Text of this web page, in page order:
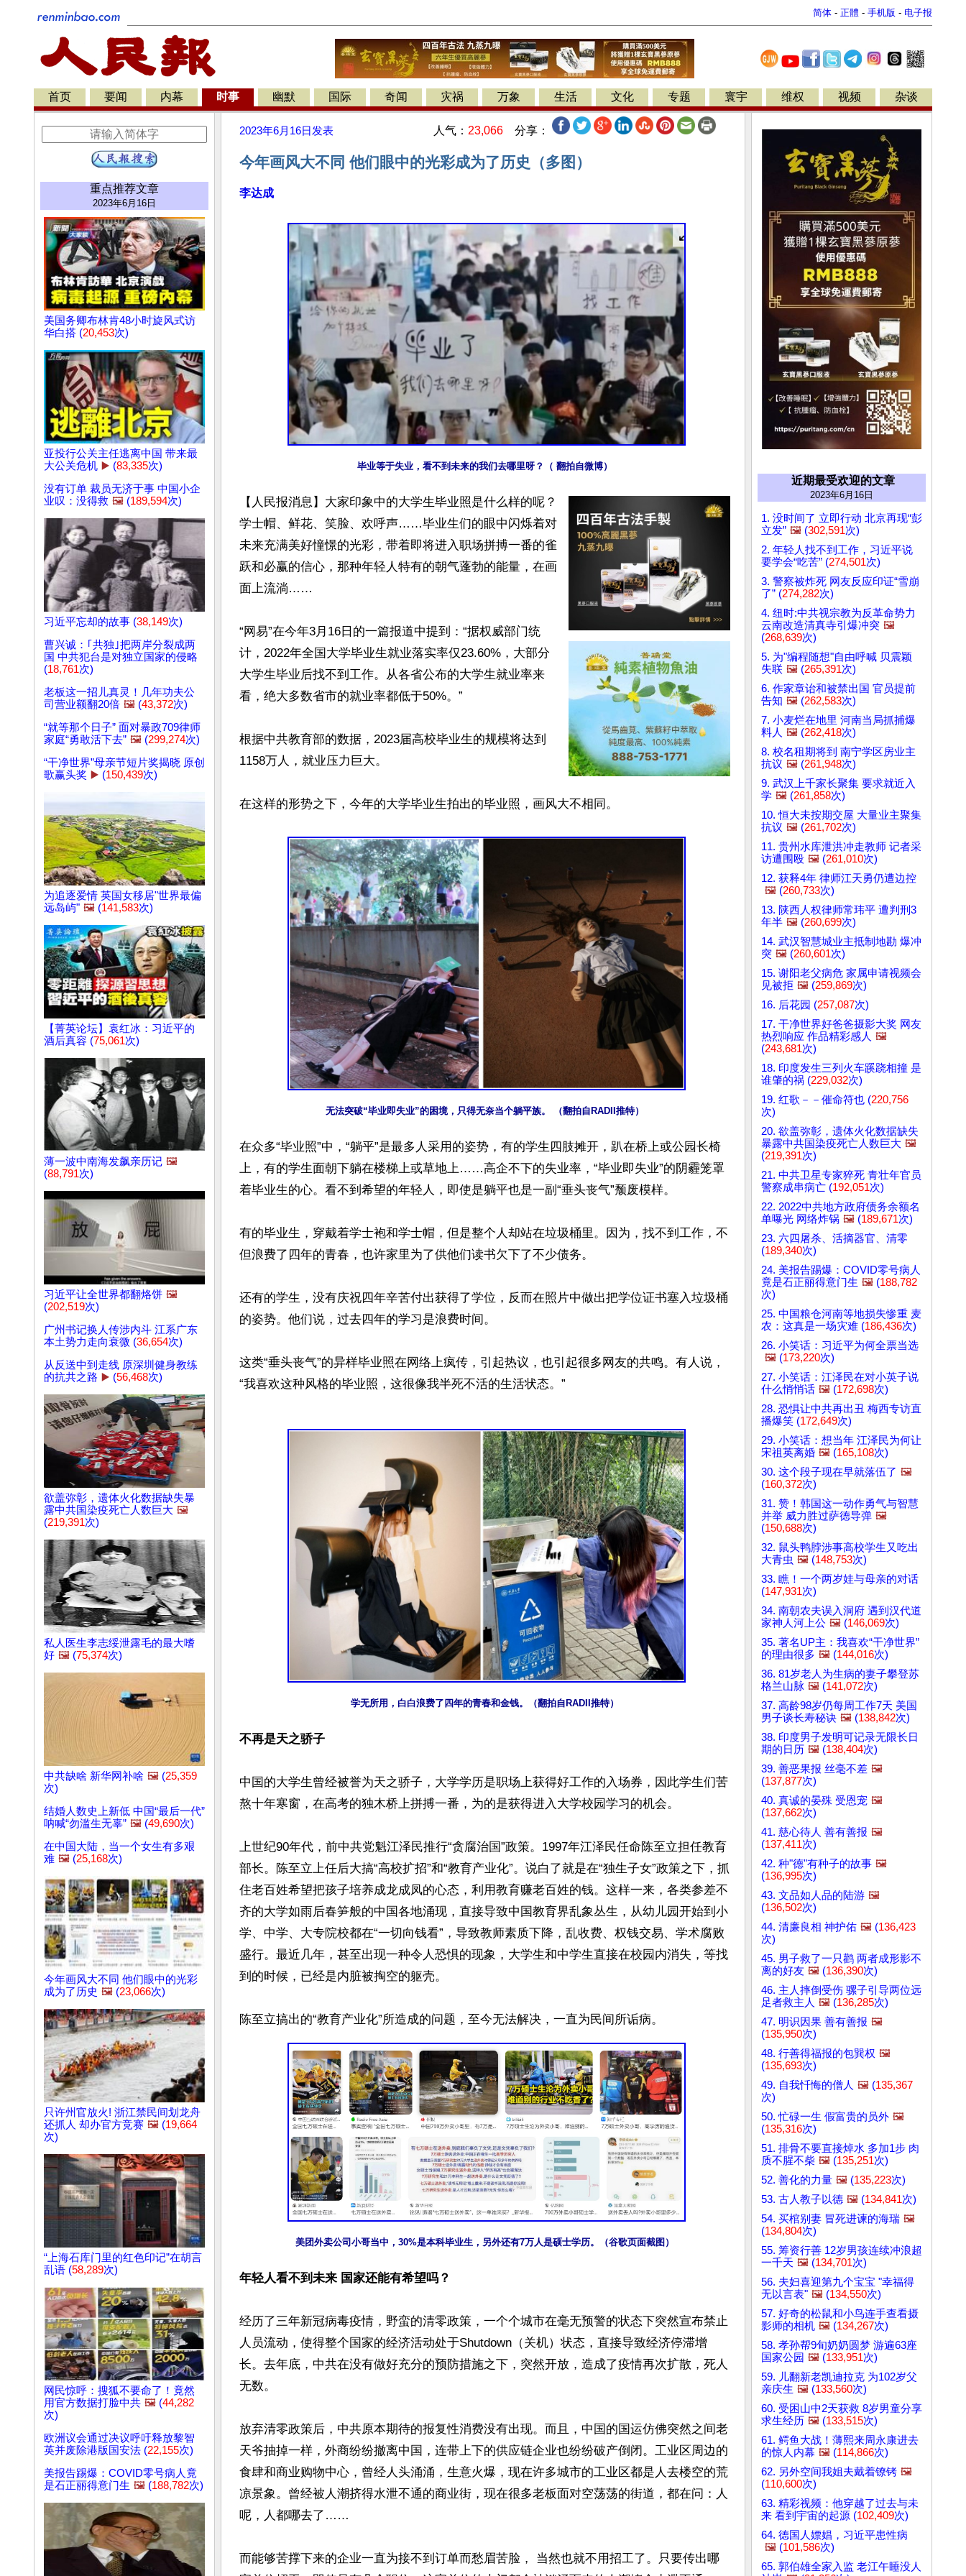
简体 - 正體 - 手机版 - 电子报
首页 要闻 内幕 时事 幽默 国际 奇闻 灾祸 万象 生活 文化 专题 寰宇 维权 视频 杂谈
重点推荐文章
2023年6月16日
美国务卿布林肯48小时旋风式访
华白搭 (20,453次)
亚投行公关主任逃离中国 带来最
大公关危机 ▶️ (83,335次)
没有订单 裁员无济于事 中国小企
业叹：没得救 🖼️ (189,594次)
习近平忘却的故事 (38,149次)
曹兴诚：｢共独｣把两岸分裂成两
国 中共犯台是对独立国家的侵略
(18,761次)
老板这一招儿真灵！几年功夫公
司营业额翻20倍 🖼️ (43,372次)
“就等那个日子” 面对暴政709律师
家庭“勇敢活下去” 🖼️ (299,274次)
“干净世界”母亲节短片奖揭晓 原创
歌赢头奖 ▶️ (150,439次)
为追逐爱情 英国女移居"世界最偏
远岛屿" 🖼️ (141,583次)
【菁英论坛】袁红冰：习近平的
酒后真容 (75,061次)
薄一波中南海发飙亲历记 🖼️
(88,791次)
习近平让全世界都翻烙饼 🖼️
(202,519次)
广州书记换人传涉内斗 江系广东
本土势力走向衰微 (36,654次)
从反送中到走线 原深圳健身教练
的抗共之路 ▶️ (56,468次)
欲盖弥彰，遗体火化数据缺失暴
露中共国染疫死亡人数巨大 🖼️
(219,391次)
私人医生李志绥泄露毛的最大嗜
好 🖼️ (75,374次)
中共缺啥 新华网补啥 🖼️ (25,359
次)
结婚人数史上新低 中国“最后一代”
呐喊“勿滥生无辜” 🖼️ (49,690次)
在中国大陆，当一个女生有多艰
难 🖼️ (25,168次)
今年画风大不同 他们眼中的光彩
成为了历史 🖼️ (23,066次)
只许州官放火! 浙江禁民间划龙舟
还抓人 却办官方竞赛 🖼️ (19,664
次)
“上海石库门里的红色印记”在胡言
乱语 (58,289次)
网民惊呼：搜狐不要命了！竟然
用官方数据打脸中共 🖼️ (44,282
次)
欧洲议会通过决议呼吁释放黎智
英并废除港版国安法 (22,155次)
美报告踢爆：COVID零号病人竟
是石正丽得意门生 🖼️ (188,782次)
2023年6月16日 发表 人气： 23,066 分享：
今年画风大不同 他们眼中的光彩成为了历史（多图）
李达成
毕业等于失业，看不到未来的我们去哪里呀？（ 翻拍自微博）
【人民报消息】大家印象中的大学生毕业照是什么样的呢？
学士帽、鲜花、笑脸、欢呼声……毕业生们的眼中闪烁着对
未来充满美好憧憬的光彩，带着即将进入职场拼搏一番的雀
跃和必赢的信心，那种年轻人特有的朝气蓬勃的能量，在画
面上流淌……
“网易”在今年3月16日的一篇报道中提到：“据权威部门统
计，2022年全国大学毕业生就业落实率仅23.60%，大部分
大学生毕业后找不到工作。从各省公布的大学生就业率来
看，绝大多数省市的就业率都低于50%。”
根据中共教育部的数据，2023届高校毕业生的规模将达到
1158万人，就业压力巨大。
在这样的形势之下，今年的大学毕业生拍出的毕业照，画风大不相同。
无法突破“毕业即失业”的困境，只得无奈当个躺平族。 （翻拍自RADII推特）
在众多“毕业照”中，“躺平”是最多人采用的姿势，有的学生四肢摊开，趴在桥上或公园长椅
上，有的学生面朝下躺在楼梯上或草地上……高企不下的失业率，“毕业即失业”的阴霾笼罩
着毕业生的心。看不到希望的年轻人，即使是躺平也是一副“垂头丧气”颓废模样。
有的毕业生，穿戴着学士袍和学士帽，但是整个人却站在垃圾桶里。因为，找不到工作，不
但浪费了四年的青春，也许家里为了供他们读书欠下了不少债务。
还有的学生，没有庆祝四年辛苦付出获得了学位，反而在照片中做出把学位证书塞入垃圾桶
的姿势。他们说，过去四年的学习是浪费时间。
这类“垂头丧气”的异样毕业照在网络上疯传，引起热议，也引起很多网友的共鸣。有人说，
“我喜欢这种风格的毕业照，这很像我半死不活的生活状态。”
学无所用，白白浪费了四年的青春和金钱。（翻拍自RADII推特）
不再是天之骄子
中国的大学生曾经被誉为天之骄子，大学学历是职场上获得好工作的入场券，因此学生们苦
熬十年寒窗，在高考的独木桥上拼搏一番，为的是获得进入大学校园学习的机会。
上世纪90年代，前中共党魁江泽民推行“贪腐治国”政策。1997年江泽民任命陈至立担任教育
部长。陈至立上任后大搞“高校扩招”和“教育产业化”。说白了就是在“独生子女”政策之下，抓
住老百姓希望把孩子培养成龙成凤的心态，利用教育赚老百姓的钱。这样一来，各类参差不
齐的大学如雨后春笋般的中国各地涌现，直接导致中国教育界乱象丛生，从幼儿园开始到小
学、中学、大专院校都在“一切向钱看”，导致教师素质下降，乱收费、权钱交易、学术腐败
盛行。最近几年，甚至出现一种令人恐惧的现象，大学生和中学生直接在校园内消失，等找
到的时候，已经是内脏被掏空的躯壳。
美团外卖公司小哥当中，30%是本科毕业生，另外还有7万人是硕士学历。（谷歌页面截图）
年轻人看不到未来 国家还能有希望吗？
经历了三年新冠病毒疫情，野蛮的清零政策，一个个城市在毫无预警的状态下突然宣布禁止
人员流动，使得整个国家的经济活动处于Shutdown（关机）状态，直接导致经济停滞增
长。去年底，中共在没有做好充分的预防措施之下，突然开放，造成了疫情再次扩散，死人
无数。
放弃清零政策后，中共原本期待的报复性消费没有出现。而且，中国的国运仿佛突然之间老
天爷抽掉一样，外商纷纷撤离中国，连带上下的供应链企业也纷纷破产倒闭。工业区周边的
食肆和商业购物中心，曾经人头涌涌，生意火爆，现在许多城市的工业区都是人去楼空的荒
凉景象。曾经被人潮挤得水泄不通的商业街，现在很多老板面对空荡荡的街道，都在问：人
呢，人都哪去了……
而能够苦撑下来的企业一直为接不到订单而愁眉苦脸， 当然也就不用招工了。只要传出哪
近期最受欢迎的文章
2023年6月16日
1. 没时间了 立即行动 北京再现“彭
立发” 🖼️ (302,591次)
2. 年轻人找不到工作，习近平说
要学会“吃苦” (274,501次)
3. 警察被炸死 网友反应印证“雪崩
了” (274,282次)
4. 纽时:中共视宗教为反革命势力
云南改造清真寺引爆冲突 🖼️
(268,639次)
5. 为"编程随想"自由呼喊 贝震颖
失联 🖼️ (265,391次)
6. 作家章诒和被禁出国 官员提前
告知 🖼️ (262,583次)
7. 小麦烂在地里 河南当局抓捕爆
料人 🖼️ (262,418次)
8. 校名租期将到 南宁学区房业主
抗议 🖼️ (261,948次)
9. 武汉上千家长聚集 要求就近入
学 🖼️ (261,858次)
10. 恒大未按期交屋 大量业主聚集
抗议 🖼️ (261,702次)
11. 贵州水库泄洪冲走教师 记者采
访遭围殴 🖼️ (261,010次)
12. 获释4年 律师江天勇仍遭边控
🖼️ (260,733次)
13. 陕西人权律师常玮平 遭判刑3
年半 🖼️ (260,699次)
14. 武汉智慧城业主抵制地勘 爆冲
突 🖼️ (260,601次)
15. 谢阳老父病危 家属申请视频会
见被拒 🖼️ (259,869次)
16. 后花园 (257,087次)
17. 干净世界好爸爸摄影大奖 网友
热烈响应 作品精彩感人 🖼️
(243,681次)
18. 印度发生三列火车蹊跷相撞 是
谁肇的祸 (229,032次)
19. 红歌－－催命符也 (220,756
次)
20. 欲盖弥彰，遗体火化数据缺失
暴露中共国染疫死亡人数巨大 🖼️
(219,391次)
21. 中共卫星专家猝死 青壮年官员
警察成串病亡 (192,051次)
22. 2022中共地方政府债务余额名
单曝光 网络炸锅 🖼️ (189,671次)
23. 六四屠杀、活摘器官、清零
(189,340次)
24. 美报告踢爆：COVID零号病人
竟是石正丽得意门生 🖼️ (188,782
次)
25. 中国粮仓河南等地损失惨重 麦
农：这真是一场灾难 (186,436次)
26. 小笑话：习近平为何全票当选
🖼️ (173,220次)
27. 小笑话：江泽民在对小英子说
什么悄悄话 🖼️ (172,698次)
28. 恐惧让中共再出丑 梅西专访直
播爆笑 (172,649次)
29. 小笑话：想当年 江泽民为何让
宋祖英离婚 🖼️ (165,108次)
30. 这个段子现在早就落伍了 🖼️
(160,372次)
31. 赞！韩国这一动作勇气与智慧
并举 威力胜过萨德导弹 🖼️
(150,688次)
32. 鼠头鸭脖涉事高校学生又吃出
大青虫 🖼️ (148,753次)
33. 瞧！一个两岁娃与母亲的对话
(147,931次)
34. 南朝农夫误入洞府 遇到汉代道
家神人河上公 🖼️ (146,069次)
35. 著名UP主：我喜欢“干净世界”
的理由很多 🖼️ (144,016次)
36. 81岁老人为生病的妻子攀登苏
格兰山脉 🖼️ (141,072次)
37. 高龄98岁仍每周工作7天 美国
男子谈长寿秘诀 🖼️ (138,842次)
38. 印度男子发明可记录无限长日
期的日历 🖼️ (138,404次)
39. 善恶果报 丝毫不差 🖼️
(137,877次)
40. 真诚的晏殊 受恩宠 🖼️
(137,662次)
41. 慈心待人 善有善报 🖼️
(137,411次)
42. 种"德"有种子的故事 🖼️
(136,995次)
43. 文品如人品的陆游 🖼️
(136,502次)
44. 清廉良相 神护佑 🖼️ (136,423
次)
45. 男子救了一只鹳 两者成形影不
离的好友 🖼️ (136,390次)
46. 主人摔倒受伤 骡子引导两位远
足者救主人 🖼️ (136,285次)
47. 明识因果 善有善报 🖼️
(135,950次)
48. 行善得福报的包巽权 🖼️
(135,693次)
49. 自我忏悔的僧人 🖼️ (135,367
次)
50. 忙碌一生 假富贵的员外 🖼️
(135,316次)
51. 排骨不要直接焯水 多加1步 肉
质不腥不柴 🖼️ (135,251次)
52. 善化的力量 🖼️ (135,223次)
53. 古人教子以德 🖼️ (134,841次)
54. 买棺别妻 冒死进谏的海瑞 🖼️
(134,804次)
55. 筹资行善 12岁男孩连续冲浪超
一千天 🖼️ (134,701次)
56. 夫妇喜迎第九个宝宝 "幸福得
无以言表" 🖼️ (134,550次)
57. 好奇的松鼠和小鸟连手查看摄
影师的相机 🖼️ (134,267次)
58. 孝孙帮9旬奶奶圆梦 游遍63座
国家公园 🖼️ (133,951次)
59. 儿翻新老凯迪拉克 为102岁父
亲庆生 🖼️ (133,560次)
60. 受困山中2天获救 8岁男童分享
求生经历 🖼️ (133,515次)
61. 鳄鱼大战！薄熙来周永康进去
的惊人内幕 🖼️ (114,866次)
62. 另外空间我姐夫戴着镣铐 🖼️
(110,600次)
63. 精彩视频：他穿越了过去与未
来 看到宇宙的起源 (102,409次)
64. 德国人嫖娼，习近平患性病
🖼️ (101,586次)
65. 郭伯雄全家入监 老江午睡没人